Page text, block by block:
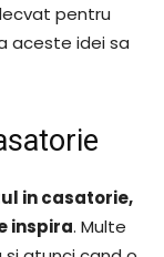
pentru
aceste idei sa
in casatorie,
inspira. Multe